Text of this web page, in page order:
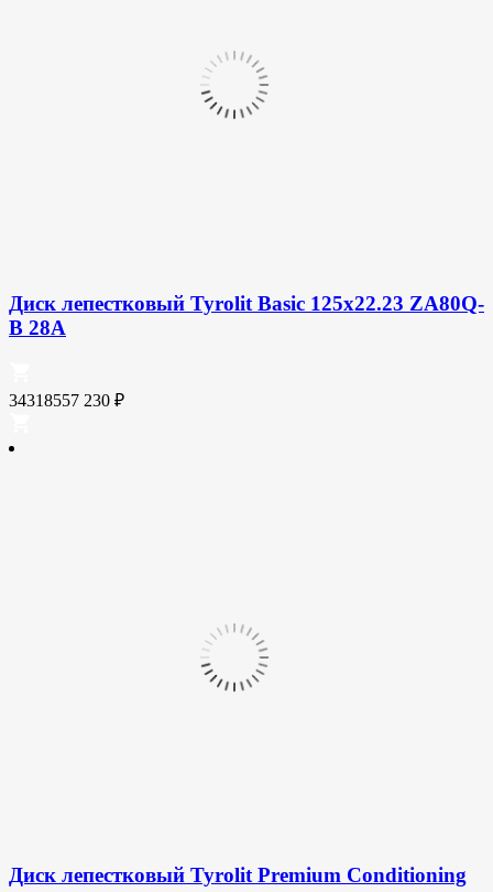
Диск лепестковый Tyrolit Basic 125х22.23 ZA80Q-
B 28A
34318557 230 ₽
Диск лепестковый Tyrolit Premium Conditioning